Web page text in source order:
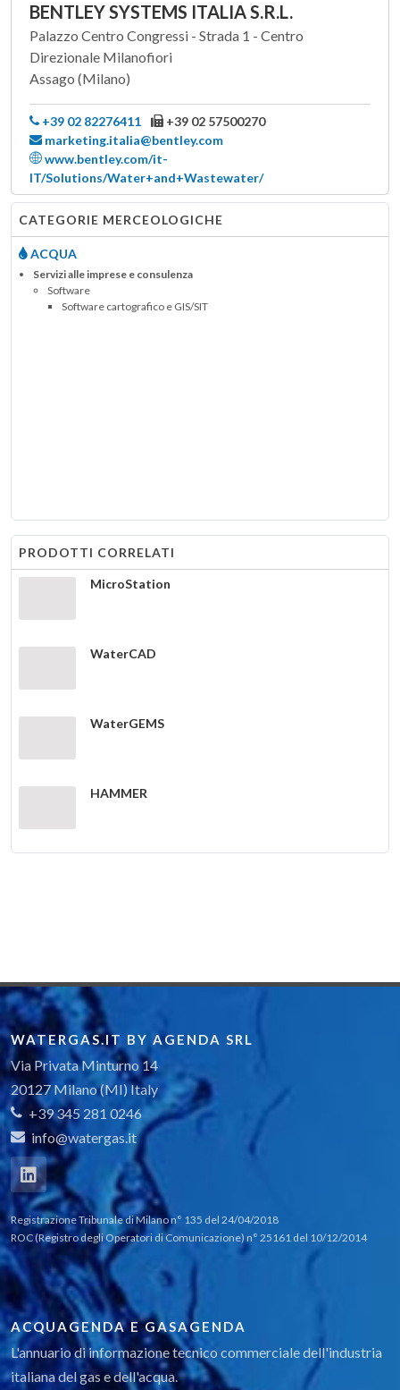
BENTLEY SYSTEMS ITALIA S.R.L.
Palazzo Centro Congressi - Strada 1 - Centro
Direzionale Milanofiori
Assago (Milano)
+39 02 82276411
+39 02 57500270
marketing.italia@bentley.com
www.bentley.com/it-
IT/Solutions/Water+and+Wastewater/
CATEGORIE MERCEOLOGICHE
ACQUA
Servizi alle imprese e consulenza
Software
Software cartografico e GIS/SIT
PRODOTTI CORRELATI
MicroStation
WaterCAD
WaterGEMS
HAMMER
CivilStorm V8i
PondPack
FlowMaster
CulvertMaster
HEC-Pack
WATERGAS.IT BY AGENDA SRL
Via Privata Minturno 14
20127 Milano (MI) Italy
+39 345 281 0246
info@watergas.it
Registrazione Tribunale di Milano n° 135 del 24/04/2018
ROC (Registro degli Operatori di Comunicazione) n° 25161 del 10/12/2014
ACQUAGENDA E GASAGENDA
L'annuario di informazione tecnico commerciale dell'industria
italiana del gas e dell'acqua.